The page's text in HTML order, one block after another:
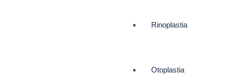
Rinoplastia
Otoplastia